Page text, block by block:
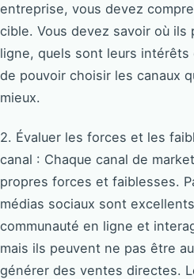
entreprise, vous devez
cible. Vous devez savoir où ils
ligne, quels sont leurs
de pouvoir choisir les canaux
mieux.
2. Évaluer les forces et les
canal : Chaque canal de
propres forces et faiblesses.
médias sociaux sont
communauté en ligne et
mais ils peuvent ne pas être
générer des ventes directes.